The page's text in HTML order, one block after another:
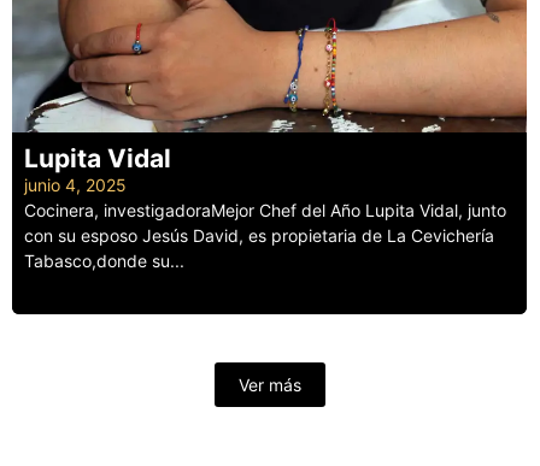
Lupita Vidal
junio 4, 2025
Cocinera, investigadoraMejor Chef del Año Lupita Vidal, junto
con su esposo Jesús David, es propietaria de La Cevichería
Tabasco,donde su...
Ver más